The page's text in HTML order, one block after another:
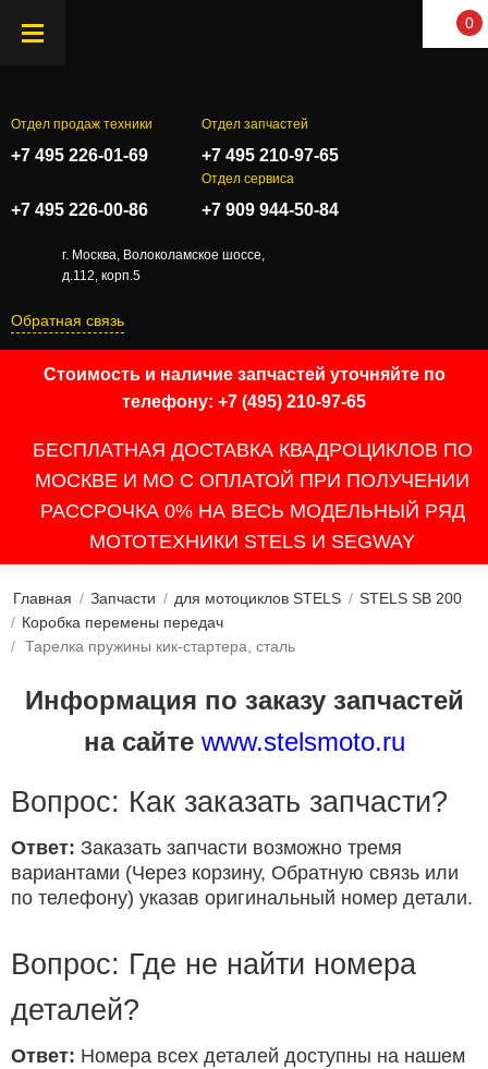
0
Отдел продаж техники
+7 495 226-01-69
Отдел запчастей
+7 495 210-97-65
+7 495 226-00-86
Отдел сервиса
+7 909 944-50-84
г. Москва, Волоколамское шоссе,
д.112, корп.5
Обратная связь
Стоимость и наличие запчастей уточняйте по
телефону: +7 (495) 210-97-65
БЕСПЛАТНАЯ ДОСТАВКА КВАДРОЦИКЛОВ ПО
МОСКВЕ И МО С ОПЛАТОЙ ПРИ ПОЛУЧЕНИИ
РАССРОЧКА 0% НА ВЕСЬ МОДЕЛЬНЫЙ РЯД
МОТОТЕХНИКИ STELS И SEGWAY
Главная / Запчасти / для мотоциклов STELS / STELS SB 200
/ Коробка перемены передач
/ Тарелка пружины кик-стартера, сталь
Информация по заказу запчастей
на сайте www.stelsmoto.ru
Вопрос: Как заказать запчасти?
Ответ: Заказать запчасти возможно тремя
вариантами (Через корзину, Обратную связь или
по телефону) указав оригинальный номер детали.
Вопрос: Где не найти номера
деталей?
Ответ: Номера всех деталей доступны на нашем